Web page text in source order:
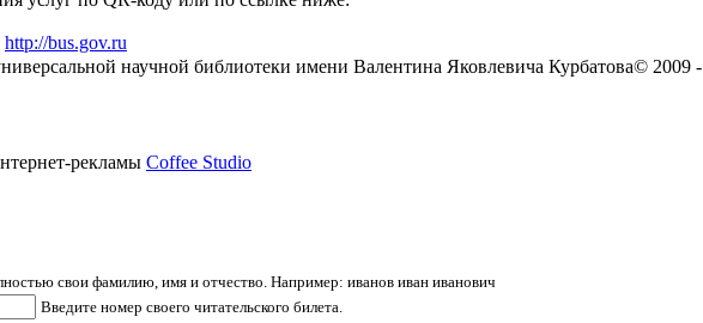
http://bus.gov.ru
научной библиотеки имени Валентина Яковлевича Курбатова© 2009 -
рекламы Coffee Studio
свои фамилию, имя и отчество. Например: иванов иван иванович
Введите номер своего читательского билета.